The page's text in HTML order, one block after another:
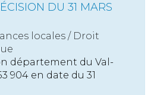
DU 31 MARS
locales / Droit
département du Val-
904 en date du 31